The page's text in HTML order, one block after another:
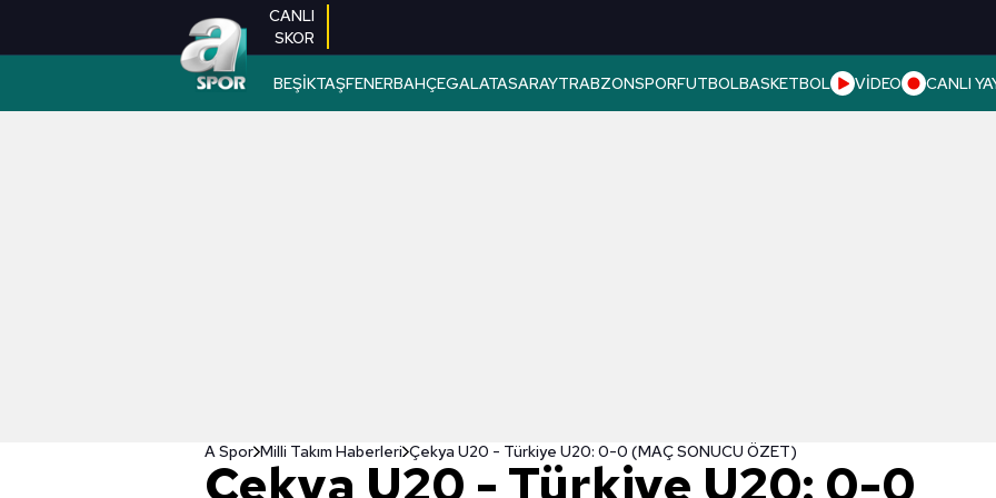
CANLI
SKOR
BEŞİKTAŞFENERBAHÇEGALATASARAYTRABZONSPORFUTBOLBASKETBOL VİDEO CANLI
A Spor Milli Takım Haberleri Çekya U20 - Türkiye U20: 0-0 (MAÇ SONUCU ÖZET)
Çekya U20 - Türkiye U20: 0-0